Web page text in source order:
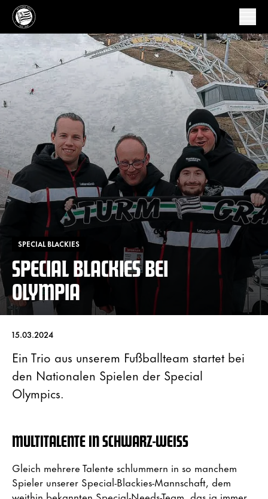
SPECIAL BLACKIES
SPECIAL BLACKIES BEI
OLYMPIA
15.03.2024
Ein Trio aus unserem Fußballteam startet bei
den Nationalen Spielen der Special
Olympics.
MULTITALENTE IN SCHWARZ-WEISS
Gleich mehrere Talente schlummern in so manchem
Spieler unserer Special-Blackies-Mannschaft, dem